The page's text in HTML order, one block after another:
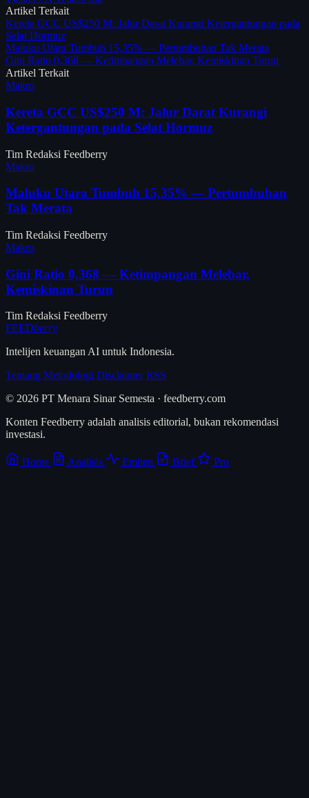
Artikel Terkait
Kereta GCC US$250 M: Jalur Darat Kurangi Ketergantungan pada
Selat Hormuz
Maluku Utara Tumbuh 15,35% — Pertumbuhan Tak Merata
Gini Ratio 0,368 — Ketimpangan Melebar, Kemiskinan Turun
Artikel Terkait
Makro
Kereta GCC US$250 M: Jalur Darat Kurangi
Ketergantungan pada Selat Hormuz
Tim Redaksi Feedberry
Makro
Maluku Utara Tumbuh 15,35% — Pertumbuhan
Tak Merata
Tim Redaksi Feedberry
Makro
Gini Ratio 0,368 — Ketimpangan Melebar,
Kemiskinan Turun
Tim Redaksi Feedberry
FEEDberry
Intelijen keuangan AI untuk Indonesia.
Tentang Metodologi Disclaimer RSS
© 2026 PT Menara Sinar Semesta · feedberry.com
Konten Feedberry adalah analisis editorial, bukan rekomendasi
investasi.
Home Analisis Emiten Brief Pro